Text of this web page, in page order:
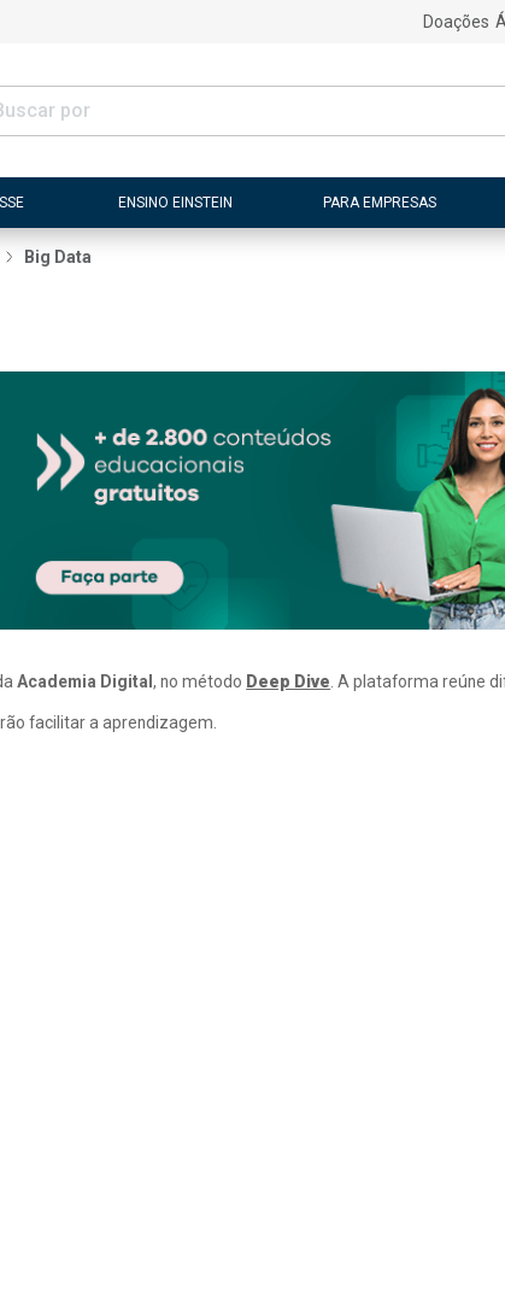
Doações
ENSINO EINSTEIN PARA EMPRESAS
Big Data
Academia Digital, no método Deep Dive. A plataforma reúne
facilitar a aprendizagem.